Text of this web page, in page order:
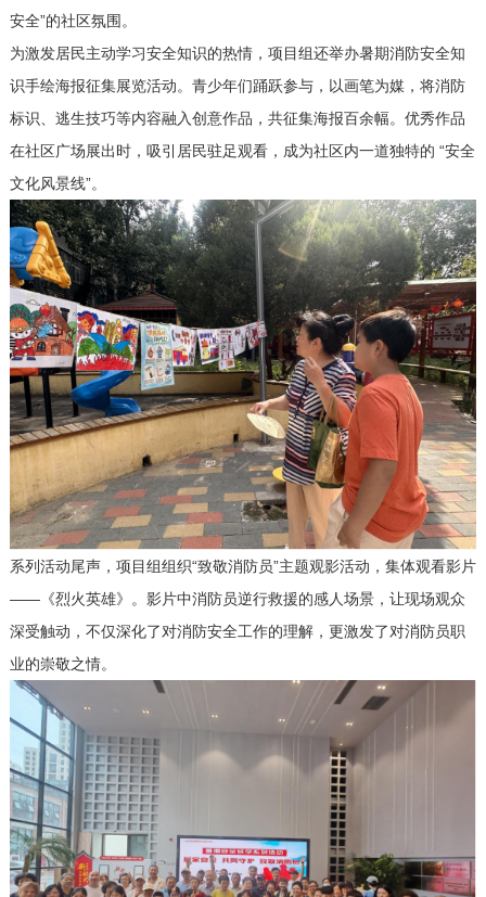
安全”的社区氛围。
为激发居民主动学习安全知识的热情，项目组还举办暑期消防安全知
识手绘海报征集展览活动。青少年们踊跃参与，以画笔为媒，将消防
标识、逃生技巧等内容融入创意作品，共征集海报百余幅。优秀作品
在社区广场展出时，吸引居民驻足观看，成为社区内一道独特的 “安全
文化风景线”。
系列活动尾声，项目组组织“致敬消防员”主题观影活动，集体观看影片
——《烈火英雄》。影片中消防员逆行救援的感人场景，让现场观众
深受触动，不仅深化了对消防安全工作的理解，更激发了对消防员职
业的崇敬之情。